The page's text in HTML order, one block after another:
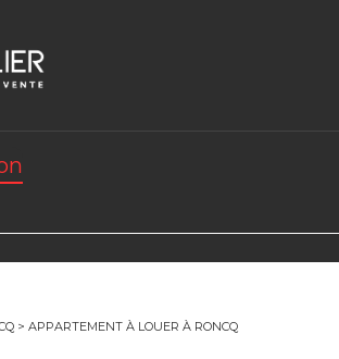
> APPARTEMENT À LOUER À RONCQ